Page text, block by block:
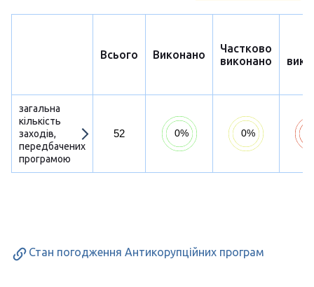
Всього Виконано
Частково
виконано
загальна
кількість
заходів,
передбачених
програмою
52
Стан погодження Антикорупційних програм